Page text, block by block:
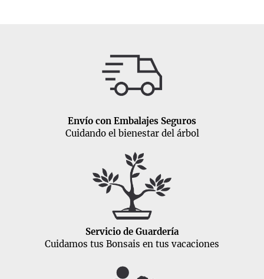
Envío con Embalajes Seguros
Cuidando el bienestar del árbol
Servicio de Guardería
Cuidamos tus Bonsais en tus vacaciones